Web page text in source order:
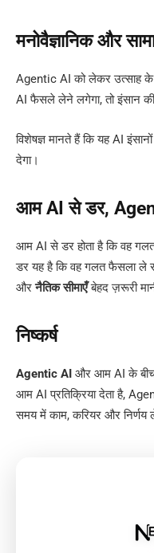
मनोवैज्ञानिक और
Agentic AI को लेकर उत्साह के
AI फैसले लेने लगेगा, तो इंसान की
विशेषज्ञ मानते हैं कि यह AI
देगा।
आम AI से डर,
आम AI से डर होता है कि वह
डर यह है कि वह गलत फैसला
औरनैतिक सीमाएँबेहद ज़रूरी
निष्कर्ष
Agentic AI और आम AI के बीच
आम AI प्रतिक्रिया देता है,
समय में काम, करियर और निर्णय